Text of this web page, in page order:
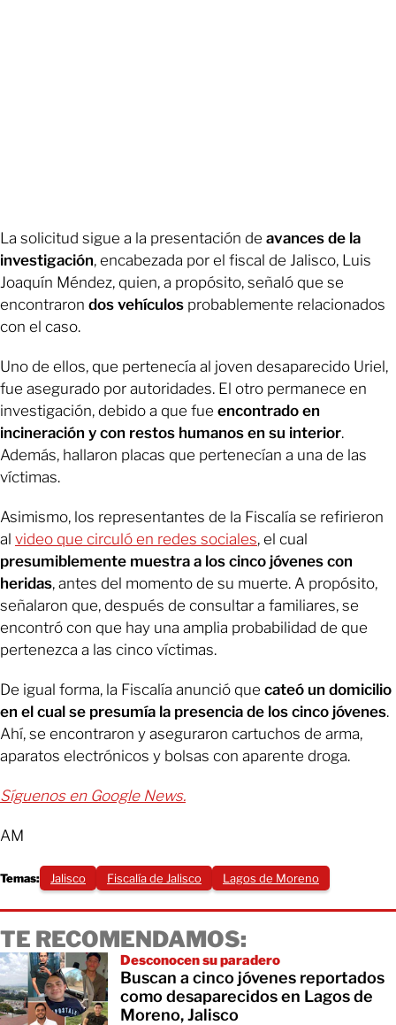
La solicitud sigue a la presentación de avances de la
investigación, encabezada por el fiscal de Jalisco, Luis
Joaquín Méndez, quien, a propósito, señaló que se
encontraron dos vehículos probablemente relacionados
con el caso.
Uno de ellos, que pertenecía al joven desaparecido Uriel,
fue asegurado por autoridades. El otro permanece en
investigación, debido a que fue encontrado en
incineración y con restos humanos en su interior.
Además, hallaron placas que pertenecían a una de las
víctimas.
Asimismo, los representantes de la Fiscalía se refirieron
al video que circuló en redes sociales, el cual
presumiblemente muestra a los cinco jóvenes con
heridas, antes del momento de su muerte. A propósito,
señalaron que, después de consultar a familiares, se
encontró con que hay una amplia probabilidad de que
pertenezca a las cinco víctimas.
De igual forma, la Fiscalía anunció que cateó un domicilio
en el cual se presumía la presencia de los cinco jóvenes.
Ahí, se encontraron y aseguraron cartuchos de arma,
aparatos electrónicos y bolsas con aparente droga.
Síguenos en Google News.
AM
Temas: Jalisco Fiscalía de Jalisco Lagos de Moreno
TE RECOMENDAMOS:
Desconocen su paradero
Buscan a cinco jóvenes reportados
como desaparecidos en Lagos de
Moreno, Jalisco